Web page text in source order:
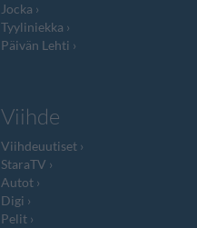
Jocka
Tyyliniekka
Päivän Lehti
Viihde
Viihdeuutiset
StaraTV
Autot
Digi
Pelit